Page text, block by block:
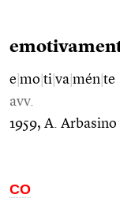
e mo ti va mén te
avv.
1959, A.
CO